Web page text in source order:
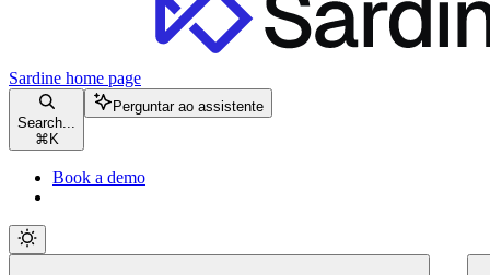
Sardine home page
Search...
⌘ K
Perguntar ao assistente
Book a demo